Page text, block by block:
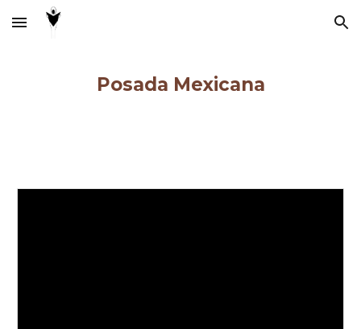
Skip to main content Skip to navigation
Posada Mexicana